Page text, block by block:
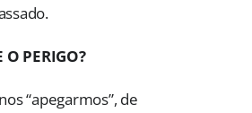
O PERIGO?
“apegarmos”, de